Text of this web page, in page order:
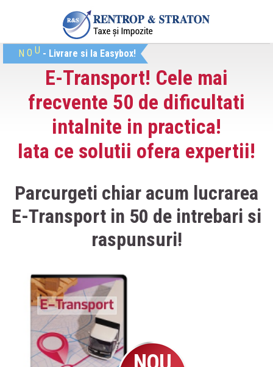
N O U - Livrare si la Easybox!
E-Transport! Cele mai
frecvente 50 de dificultati
intalnite in practica!
Iata ce solutii ofera expertii!
Parcurgeti chiar acum lucrarea
E-Transport in 50 de intrebari si
raspunsuri!